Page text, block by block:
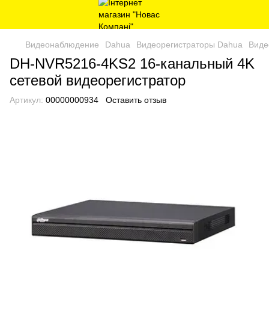
Видеонаблюдение Dahua Видеорегистраторы Dahua
DH-NVR5216-4KS2 16-канальный 4K
сетевой видеорегистратор
Артикул: 00000000934 Оставить отзыв